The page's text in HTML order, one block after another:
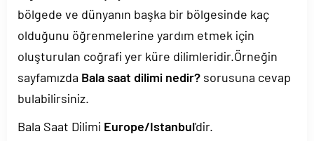
bölgede ve dünyanın başka bir bölgesinde kaç
olduğunu öğrenmelerine yardım etmek için
oluşturulan coğrafi yer küre dilimleridir.Örneğin
sayfamızda Bala saat dilimi nedir? sorusuna cevap
bulabilirsiniz.
Bala Saat Dilimi Europe/Istanbul'dir.